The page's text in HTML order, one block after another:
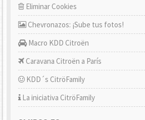
Eliminar Cookies
Chevronazos: ¡Sube tus fotos!
Macro KDD Citroën
Caravana Citroën a París
KDD´s CitröFamily
La iniciativa CitröFamily